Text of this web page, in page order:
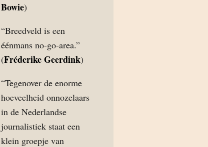
Bowie)
“Breedveld is een
éénmans no-go-area.”
(Fréderike Geerdink)
“Tegenover de enorme
hoeveelheid onnozelaars
in de Nederlandse
journalistiek staat een
klein groepje van